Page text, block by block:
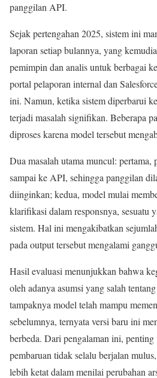
panggilan API.
Sejak pertengahan 2025, sistem ini
laporan setiap bulannya, yang
pemimpin dan analis untuk berbagai
portal pelaporan internal dan
ini. Namun, ketika sistem diperbarui
terjadi masalah signifikan. Beberapa
diproses karena model tersebut
Dua masalah utama muncul: pertama,
sampai ke API, sehingga panggilan
diinginkan; kedua, model mulai
klarifikasi dalam responsnya, sesuatu
sistem. Hal ini mengakibatkan
pada output tersebut mengalami
Hasil evaluasi menunjukkan bahwa
oleh adanya asumsi yang salah
tampaknya model telah mampu
sebelumnya, ternyata versi baru ini
berbeda. Dari pengalaman ini,
pembaruan tidak selalu berjalan
lebih ketat dalam menilai perubahan